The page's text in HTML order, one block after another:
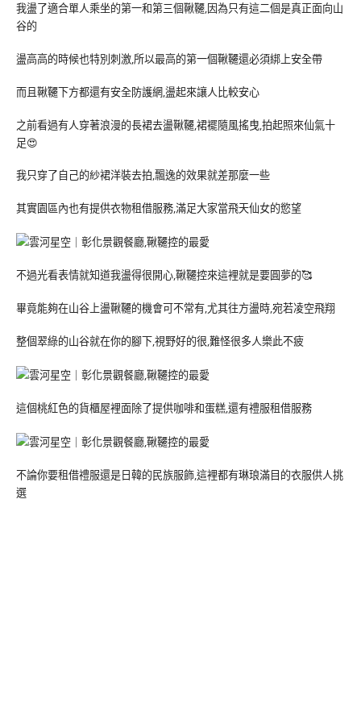
我盪了適合單人乘坐的第一和第三個鞦韆,因為只有這二個是真正面向山
谷的
盪高高的時候也特別刺激,所以最高的第一個鞦韆還必須綁上安全帶
而且鞦韆下方都還有安全防護網,盪起來讓人比較安心
之前看過有人穿著浪漫的長裙去盪鞦韆,裙襬隨風搖曳,拍起照來仙氣十
足😍
我只穿了自己的紗裙洋裝去拍,飄逸的效果就差那麼一些
其實園區內也有提供衣物租借服務,滿足大家當飛天仙女的慾望
不過光看表情就知道我盪得很開心,鞦韆控來這裡就是要圓夢的🥰
畢竟能夠在山谷上盪鞦韆的機會可不常有,尤其往方盪時,宛若凌空飛翔
整個翠綠的山谷就在你的腳下,視野好的很,難怪很多人樂此不疲
這個桃紅色的貨櫃屋裡面除了提供咖啡和蛋糕,還有禮服租借服務
不論你要租借禮服還是日韓的民族服飾,這裡都有琳琅滿目的衣服供人挑
選